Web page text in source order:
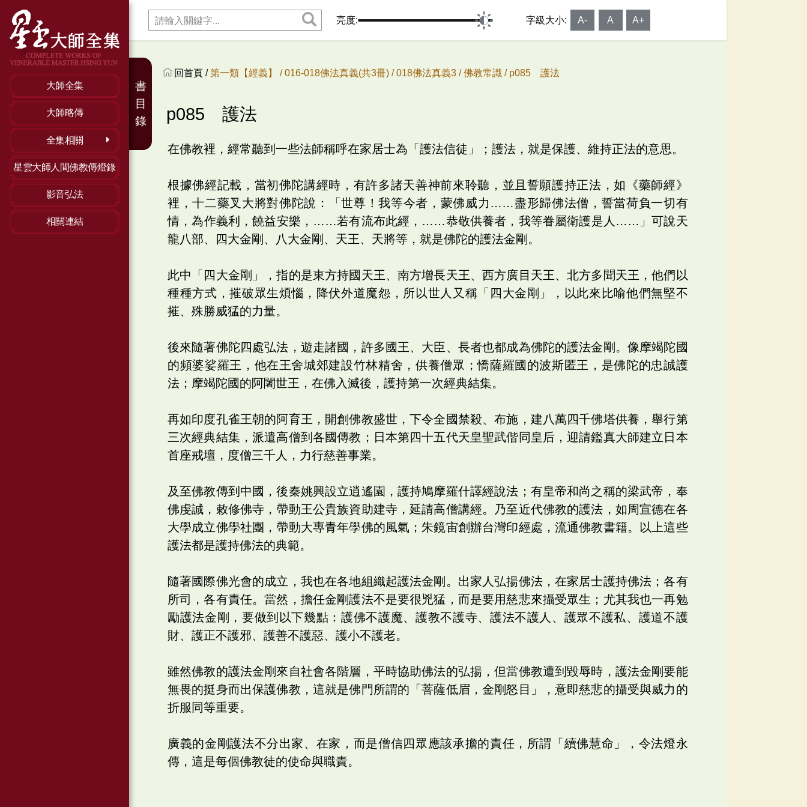
大師全集
大師略傳
全集相關
星雲大師人間佛教傳燈錄
影音弘法
相關連結
亮度: 字級大小: A- A A+
回首頁 /第一類【經義】 /016-018佛法真義(共3冊) /018佛法真義3 /佛教常識 / p085 護法
p085 護法
在佛教裡，經常聽到一些法師稱呼在家居士為「護法信徒」；護法，就是保護、維持正法的意思。
根據佛經記載，當初佛陀講經時，有許多諸天善神前來聆聽，並且誓願護持正法，如《藥師經》
裡，十二藥叉大將對佛陀說：「世尊！我等今者，蒙佛威力……盡形歸佛法僧，誓當荷負一切有
情，為作義利，饒益安樂，……若有流布此經，……恭敬供養者，我等眷屬衛護是人……」可說天
龍八部、四大金剛、八大金剛、天王、天將等，就是佛陀的護法金剛。
此中「四大金剛」，指的是東方持國天王、南方增長天王、西方廣目天王、北方多聞天王，他們以
種種方式，摧破眾生煩惱，降伏外道魔怨，所以世人又稱「四大金剛」，以此來比喻他們無堅不
摧、殊勝威猛的力量。
後來隨著佛陀四處弘法，遊走諸國，許多國王、大臣、長者也都成為佛陀的護法金剛。像摩竭陀國
的頻婆娑羅王，他在王舍城郊建設竹林精舍，供養僧眾；憍薩羅國的波斯匿王，是佛陀的忠誠護
法；摩竭陀國的阿闍世王，在佛入滅後，護持第一次經典結集。
再如印度孔雀王朝的阿育王，開創佛教盛世，下令全國禁殺、布施，建八萬四千佛塔供養，舉行第
三次經典結集，派遣高僧到各國傳教；日本第四十五代天皇聖武偕同皇后，迎請鑑真大師建立日本
首座戒壇，度僧三千人，力行慈善事業。
及至佛教傳到中國，後秦姚興設立逍遙園，護持鳩摩羅什譯經說法；有皇帝和尚之稱的梁武帝，奉
佛虔誠，敕修佛寺，帶動王公貴族資助建寺，延請高僧講經。乃至近代佛教的護法，如周宣德在各
大學成立佛學社團，帶動大專青年學佛的風氣；朱鏡宙創辦台灣印經處，流通佛教書籍。以上這些
護法都是護持佛法的典範。
隨著國際佛光會的成立，我也在各地組織起護法金剛。出家人弘揚佛法，在家居士護持佛法；各有
所司，各有責任。當然，擔任金剛護法不是要很兇猛，而是要用慈悲來攝受眾生；尤其我也一再勉
勵護法金剛，要做到以下幾點：護佛不護魔、護教不護寺、護法不護人、護眾不護私、護道不護
財、護正不護邪、護善不護惡、護小不護老。
雖然佛教的護法金剛來自社會各階層，平時協助佛法的弘揚，但當佛教遭到毀辱時，護法金剛要能
無畏的挺身而出保護佛教，這就是佛門所謂的「菩薩低眉，金剛怒目」，意即慈悲的攝受與威力的
折服同等重要。
廣義的金剛護法不分出家、在家，而是僧信四眾應該承擔的責任，所謂「續佛慧命」，令法燈永
傳，這是每個佛教徒的使命與職責。
書
目
錄